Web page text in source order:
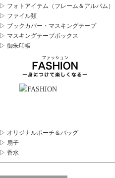
▷ フォトアイテム（フレーム＆アルバム）
▷ ファイル類
▷ ブックカバー・マスキングテープ
▷ マスキングテープボックス
▷ 御朱印帳
▷ オリジナルポーチ＆バッグ
▷ 扇子
▷ 香水